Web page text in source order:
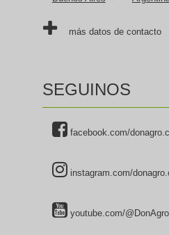
más datos de contacto
SEGUINOS
facebook.com/
instagram.com/
youtube.com/